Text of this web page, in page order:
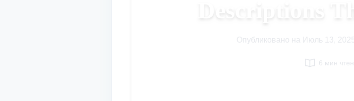
Опубликовано на Июль 13,
6 мин